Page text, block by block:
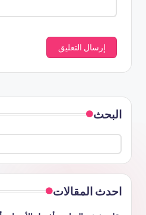
البحث
احدث المقالات